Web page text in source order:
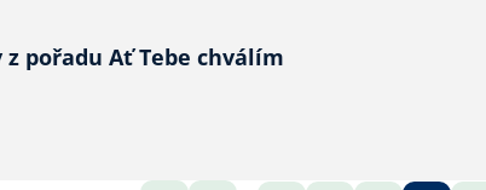
pořadu Ať Tebe chválím